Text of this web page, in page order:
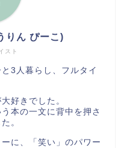
スト
りん ぴーこ)
3人暮らし、フルタイ
好きでした。
本の一文に背中を押さ
。
に、「笑い」のパワー